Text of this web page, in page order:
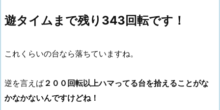
遊タイムまで残り343回転です！
これくらいの台なら落ちていますね。
逆を言えば ２００回転以上ハマってる台を拾えることがな
かなかないんですけどね！